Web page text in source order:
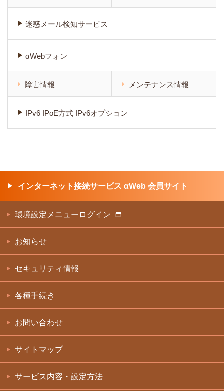
迷惑メール検知サービス
αWebフォン
障害情報 メンテナンス情報
IPv6 IPoE方式 IPv6オプション
インターネット接続サービス αWeb 会員サイト
環境設定メニューログイン
お知らせ
セキュリティ情報
各種手続き
お問い合わせ
サイトマップ
サービス内容・設定方法